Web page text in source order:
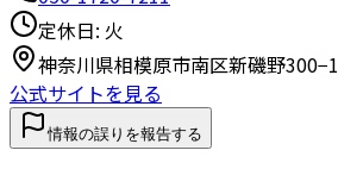
定休日: 火
神奈川県相模原市南区新磯野300−1
公式サイトを見る
情報の誤りを報告する